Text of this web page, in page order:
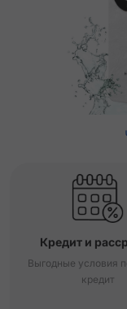
Кредит и
Выгодные условия
кредит